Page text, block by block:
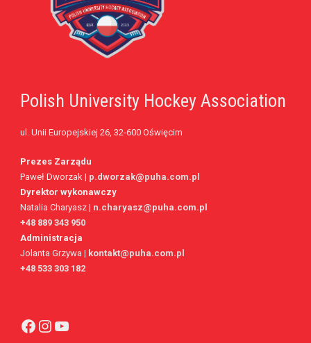
Polish University Hockey Association
ul. Unii Europejskiej 26, 32-600 Oświęcim
Prezes Zarządu
Paweł Dworzak | p.dworzak@puha.com.pl
Dyrektor wykonawczy
Natalia Charyasz | n.charyasz@puha.com.pl
+48 889 343 950
Administracja
Jolanta Grzywa | kontakt@puha.com.pl
+48 533 303 182